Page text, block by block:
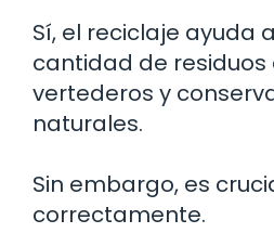
Sí, el reciclaje ayuda
cantidad de residuos
vertederos y
naturales.
Sin embargo, es
correctamente.